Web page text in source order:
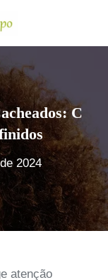
C
2024
atenção